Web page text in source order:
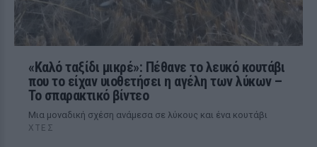
«Καλό ταξίδι μικρέ»: Πέθανε το λευκό κουτάβι
που το είχαν υιοθετήσει η αγέλη των λύκων –
Το σπαρακτικό βίντεο
Μια μοναδική σχέση ανάμεσα σε λύκους και ένα κουτάβι
ΧΤΕΣ